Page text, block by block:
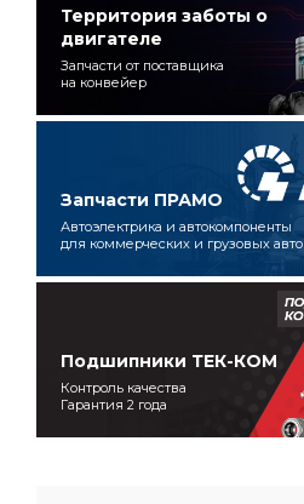
Территория заботы о
двигателе
Запчасти от поставщика
на конвейер
Запчасти ПРАМО
Автоэлектрика и автокомпоненты
для коммерческих и грузовых авто
Подшипники ТЕК-КОМ
Контроль качества
Гарантия 2 года